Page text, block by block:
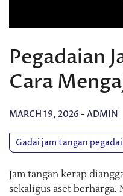
Pegadaian
Cara
MARCH 19, 2026 - ADMIN
Gadai jam tangan
Jam tangan kerap
sekaligus aset